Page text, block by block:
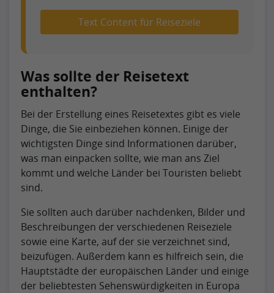
Text Content für Reiseziele
Was sollte der Reisetext
enthalten?
Bei der Erstellung eines Reisetextes gibt es viele
Dinge, die Sie einbeziehen können. Einige der
wichtigsten Dinge sind Informationen darüber,
was man einpacken sollte, wie man ans Ziel
kommt und welche Länder bei Touristen beliebt
sind.
Sie sollten auch darüber nachdenken, Bilder und
Beschreibungen der verschiedenen Reiseziele
sowie eine Karte, auf der sie verzeichnet sind,
beizufügen. Außerdem kann es hilfreich sein, die
Hauptstädte der europäischen Länder und einige
der beliebtesten Sehenswürdigkeiten in Europa